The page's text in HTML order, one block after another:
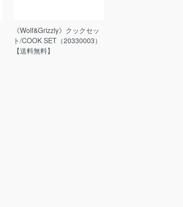
《Wolf&Grizzly》クックセッ
ト/COOK SET（20330003）
【送料無料】